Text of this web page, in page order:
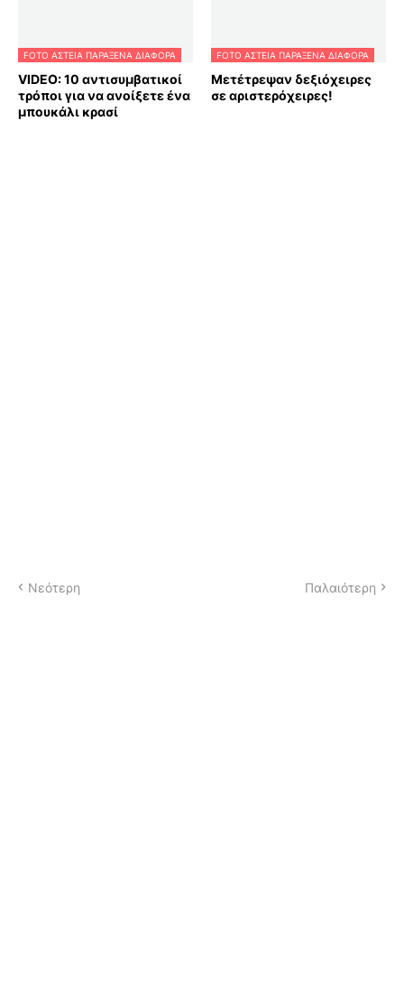
FOTO ΑΣΤΕΙΑ ΠΑΡΑΞΕΝΑ ΔΙΑΦΟΡΑ
VIDEO: 10 αντισυμβατικοί
τρόποι για να ανοίξετε ένα
μπουκάλι κρασί
FOTO ΑΣΤΕΙΑ ΠΑΡΑΞΕΝΑ ΔΙΑΦΟΡΑ
Μετέτρεψαν δεξιόχειρες
σε αριστερόχειρες!
Νεότερη Παλαιότερη